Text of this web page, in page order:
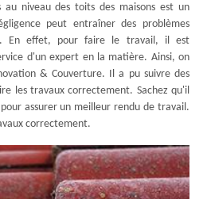
au niveau des toits des maisons est un
peut entraîner des problèmes
En effet, pour faire le travail, il est
d'un expert en la matière. Ainsi, on
& Couverture. Il a pu suivre des
les travaux correctement. Sachez qu'il
assurer un meilleur rendu de travail.
correctement.